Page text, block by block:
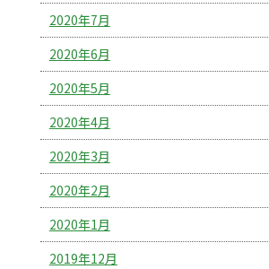
2020年7月
2020年6月
2020年5月
2020年4月
2020年3月
2020年2月
2020年1月
2019年12月